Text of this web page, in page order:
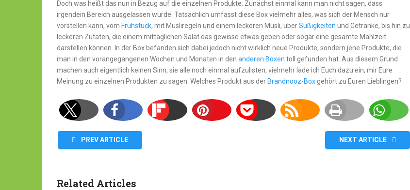
Doch was heißt das nun in Bezug auf die einzelnen Produkte. Zunächst einmal kann man nicht sagen, dass
irgendein Bereich ausgelassen wurde. Tatsächlich umfasst diese Box vielmehr alles, was sich der Mensch nur
vorstellen kann, vom Frühstück, mit Müsliregeln und einem leckeren Müsli, überSüßigkeiten und Getränke, bis hin zu
leckeren Zutaten, die einem mittäglichen Salat das gewisse etwas geben oder sogar eine gesamte Mahlzeit
darstellen können. In der Box befanden sich dabei jedoch nicht wirklich neue Produkte, sondern jene Produkte, die
man in den vorangegangenen Wochen und Monaten in den anderen Boxen toll gefunden hat. Aus diesem Grund
machen auch eigentlich keinen Sinn, sie alle noch einmal aufzulisten, vielmehr lade ich Euch dazu ein, mir Eure
Meinung zu einzelnen Produkten zu sagen. Welches Produkt aus der Brandnooz-Box gehört zu Euren Lieblingen?
PREV ARTICLE NEXT ARTICLE
Related Articles